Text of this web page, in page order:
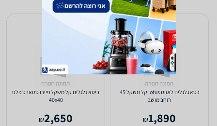
כסא גלגלים לוטוס lotus קל משקל 45
רוחב מושב
1,890
₪
כיסא גלגלים קל משקל פיירו סטארט פלס
40x40
2,650
₪